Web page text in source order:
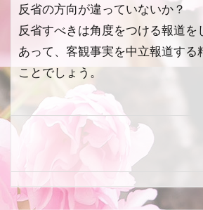
反省の方向が違っていないか？
反省すべきは角度をつける報道を
あって、客観事実を中立報道する
ことでしょう。